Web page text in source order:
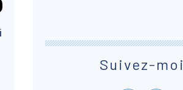
Suivez-moi